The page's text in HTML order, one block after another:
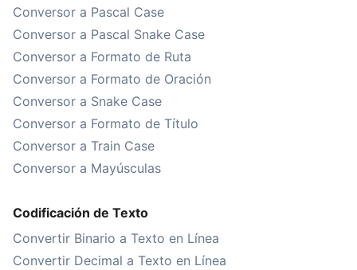
Conversor a Pascal Case
Conversor a Pascal Snake Case
Conversor a Formato de Ruta
Conversor a Formato de Oración
Conversor a Snake Case
Conversor a Formato de Título
Conversor a Train Case
Conversor a Mayúsculas
Codificación de Texto
Convertir Binario a Texto en Línea
Convertir Decimal a Texto en Línea